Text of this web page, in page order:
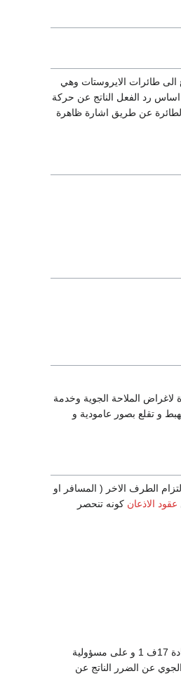
النواع الى طائرات الايروستات وهي
رد الفعل الناتج عن حركة
عن طريق اشارة ظاهرة
الملاحة الجوية وخدمة
و تقلع بصور عامودية و
الطرف الاخر ( المسافر او
عقود الاذعان كونه تنحصر
الذي ينشأ في حالة وفاة المسافر او اصابته باضرار جسدسة مادة 17ف 1 و على مسؤولية
وارسو على مسؤولية الناقل الجوي عن الضرر الناتج عن